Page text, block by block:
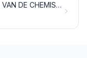
DIVERSE PRODUCTEN VAN DE CHEMISCHE INDUSTRIE